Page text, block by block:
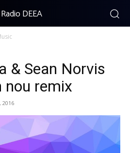
Radio DEEA
& Sean Norvis
nou remix
2016